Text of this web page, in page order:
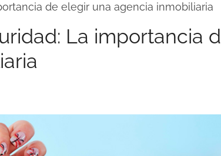
de elegir una agencia inmobiliaria
La importancia